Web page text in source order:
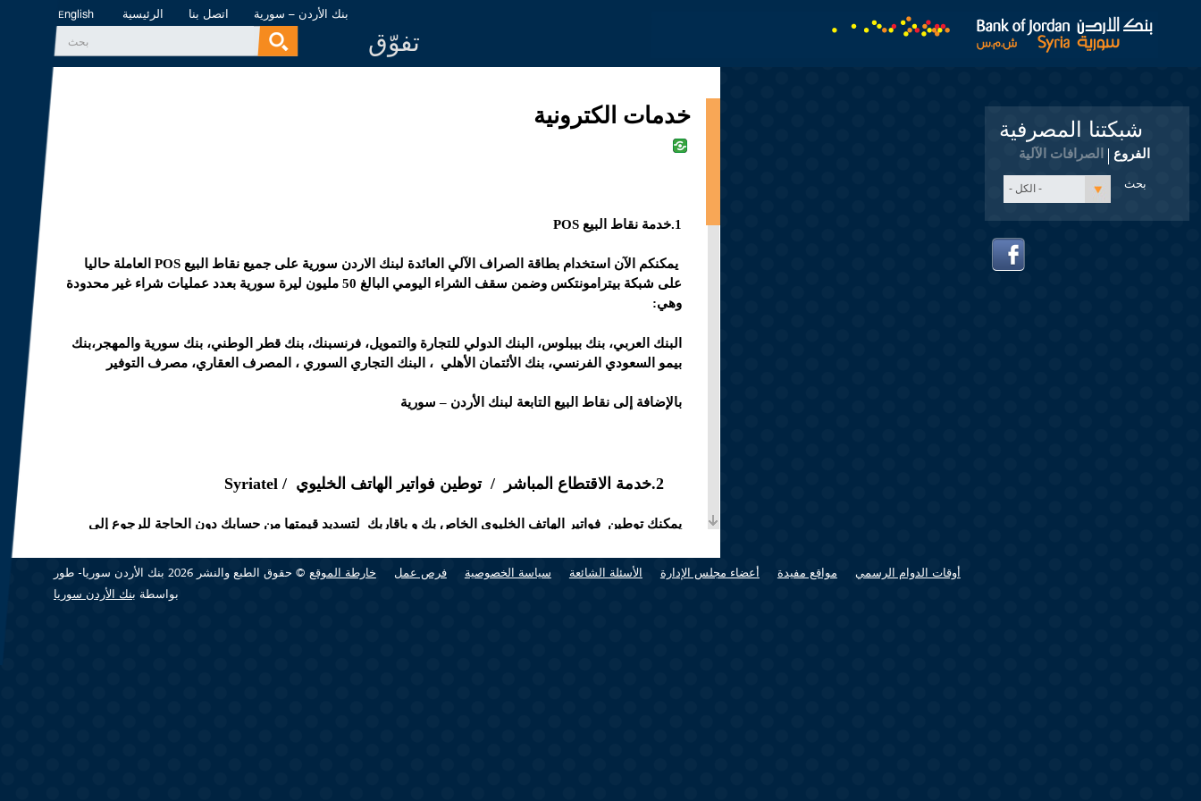
English الرئيسية اتصل بنا بنك الأردن – سورية
استمارة البحث
‏بحث ‏ تفوّق
خدمات الكترونية
1.خدمة نقاط البيع POS
يمكنكم الآن استخدام بطاقة الصراف الآلي العائدة لبنك الاردن سورية على جميع نقاط البيع POS العاملة حاليا
على شبكة بيترامونتكس وضمن سقف الشراء اليومي البالغ 50 مليون ليرة سورية بعدد عمليات شراء غير محدودة
وهي:
البنك العربي، بنك بيبلوس، البنك الدولي للتجارة والتمويل، فرنسبنك، بنك قطر الوطني، بنك سورية والمهجر،بنك
بيمو السعودي الفرنسي، بنك الأئتمان الأهلي ، البنك التجاري السوري ، المصرف العقاري، مصرف التوفير
بالإضافة إلى نقاط البيع التابعة لبنك الأردن – سورية
يمكنك توطين فواتير الهاتف الخليوي الخاص بك و باقاربك لتسديد قيمتها من حسابك دون الحاجة للرجوع إلى
شبكتنا المصرفية
الفروع الصرافات الآلية
- الكل -
خارطة الموقع فرص عمل سياسة الخصوصية الأسئلة الشائعة أعضاء مجلس الإدارة مواقع مفيدة أوقات الدوام الرسمي
© حقوق الطبع والنشر 2026 بنك الأردن سوريا- طور
بواسطة بنك الأردن سوريا